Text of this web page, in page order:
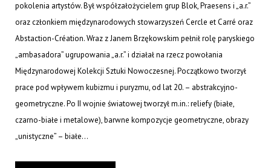
pokolenia artystów. Był współzałożycielem grup Blok, Praesens i „a.r.”
oraz członkiem międzynarodowych stowarzyszeń Cercle et Carré oraz
Abstaction-Création. Wraz z Janem Brzękowskim pełnił rolę paryskiego
„ambasadora” ugrupowania „a.r.” i działał na rzecz powołania
Międzynarodowej Kolekcji Sztuki Nowoczesnej. Początkowo tworzył
prace pod wpływem kubizmu i puryzmu, od lat 20. – abstrakcyjno-
geometryczne. Po II wojnie światowej tworzył m.in.: reliefy (białe,
czarno-białe i metalowe), barwne kompozycje geometryczne, obrazy
„unistyczne” – białe...